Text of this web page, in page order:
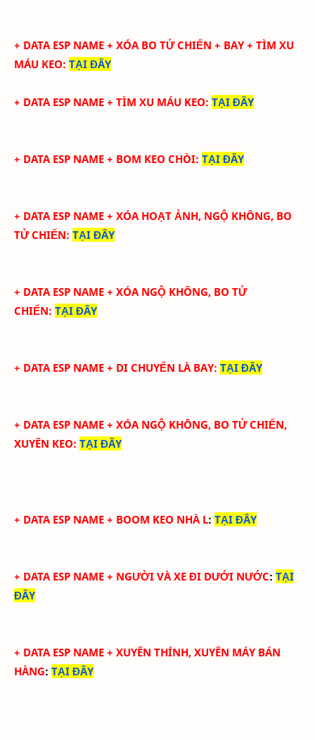
+ DATA ESP NAME + XÓA BO TỬ CHIẾN + BAY + TÌM XU
MÁU KEO: TẠI ĐÂY
+ DATA ESP NAME + TÌM XU MÁU KEO: TẠI ĐÂY
+ DATA ESP NAME + BOM KEO CHÒI: TẠI ĐÂY
+ DATA ESP NAME + XÓA HOẠT ẢNH, NGỘ KHÔNG, BO
TỬ CHIẾN: TẠI ĐÂY
+ DATA ESP NAME + XÓA NGỘ KHÔNG, BO TỬ
CHIẾN: TẠI ĐÂY
+ DATA ESP NAME + DI CHUYỂN LÀ BAY: TẠI ĐÂY
+ DATA ESP NAME + XÓA NGỘ KHÔNG, BO TỬ CHIẾN,
XUYÊN KEO: TẠI ĐÂY
+ DATA ESP NAME + BOOM KEO NHÀ L: TẠI ĐÂY
+ DATA ESP NAME + NGƯỜI VÀ XE ĐI DƯỚI NƯỚC: TẠI
ĐÂY
+ DATA ESP NAME + XUYÊN THÍNH, XUYÊN MÁY BÁN
HÀNG: TẠI ĐÂY